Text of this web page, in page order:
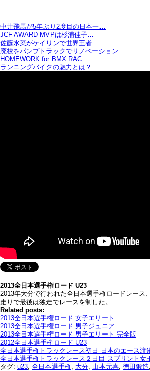
中井飛馬が5年ぶり2度目の日本一…
JCF AWARD MVPは杉浦佳子…
佐藤水菜がケイリンで世界王者…
廃校をパンプトラックでリノベーション…
HOMEWORK for BMX RAC…
ランニングバイクの魅力とは？…
2013全日本選手権ロード U23
2013年大分で行われた全日本選手権ロードレー
走りで最後は独走でレースを制した。
Related posts:
2013全日本選手権ロード 女子エリート
2013全日本選手権ロード 男子ジュニア
2013全日本選手権ロード 男子エリート 完全版
2012全日本選手権ロード U23
全日本選手権トラックレース初日 日本のエース渡
全日本選手権トラックレース２日目 スプリント女
タグ: u23 全日本選手権 大分 山本元喜 徳田鍛造